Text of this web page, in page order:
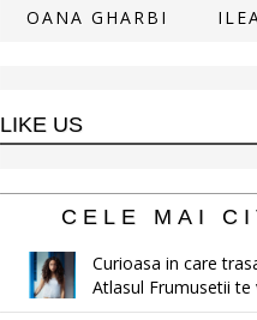
OANA GHARBI
LIKE US
CELE MAI
Curioasa in care
Atlasul Frumusetii te